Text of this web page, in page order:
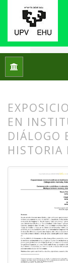
Inicio
EN
DIÁLOGO
HISTORIA